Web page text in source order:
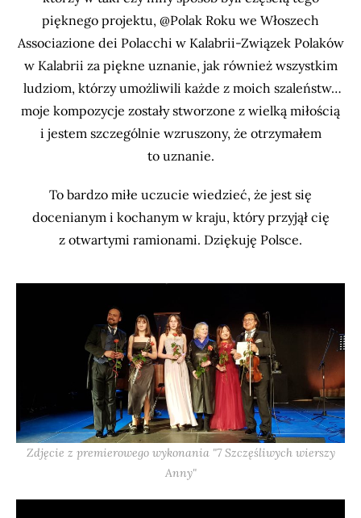
pięknego projektu, @Polak Roku we Włoszech
Associazione dei Polacchi w Kalabrii-Związek Polaków
w Kalabrii za piękne uznanie, jak również wszystkim
ludziom, którzy umożliwili każde z moich szaleństw…
moje kompozycje zostały stworzone z wielką miłością
i jestem szczególnie wzruszony, że otrzymałem
to uznanie.
To bardzo miłe uczucie wiedzieć, że jest się
docenianym i kochanym w kraju, który przyjął cię
z otwartymi ramionami. Dziękuję Polsce.
Zdjęcie z premierowego wykonania "7 Szczęśliwych wierszy
Anny"